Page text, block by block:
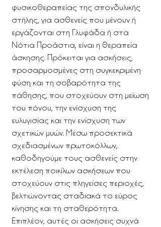
φυσικοθεραπείας της σπονδυλικής
στήλης, για ασθενείς που μένουν ή
εργάζονται στη Γλυφάδα ή στα
Νότια Προάστια, είναι η θεραπεία
άσκησης. Πρόκειται για ασκήσεις,
προσαρμοσμένες στη συγκεκριμένη
φύση και τη σοβαρότητα της
πάθησης, που στοχεύουν στη μείωση
του πόνου, την ενίσχυση της
ευλυγισίας και την ενίσχυση των
σχετικών μυών. Μέσω προσεκτικά
σχεδιασμένων πρωτοκόλλων,
καθοδηγούμε τους ασθενείς στην
εκτέλεση ποικίλων ασκήσεων που
στοχεύουν στις πληγείσες περιοχές,
βελτιώνοντας σταδιακά το εύρος
κίνησης και τη σταθερότητα.
Επιπλέον, αυτές οι ασκήσεις συχνά